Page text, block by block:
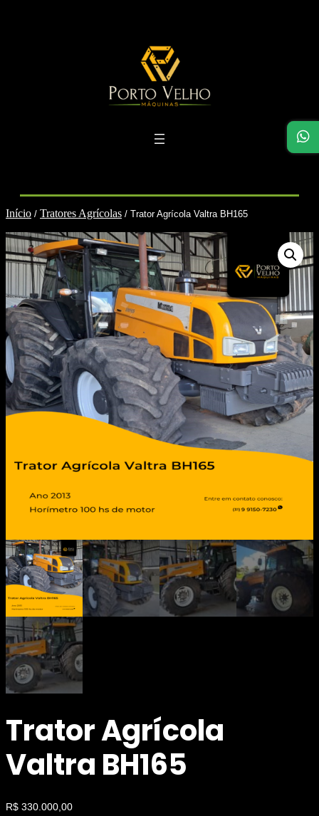
Início / Tratores Agrícolas / Trator Agrícola Valtra BH165
Trator Agrícola
Valtra BH165
R$ 330.000,00